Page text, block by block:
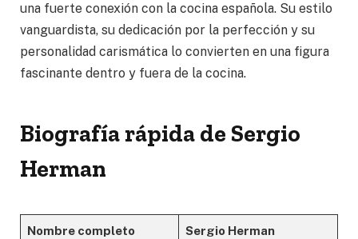
una fuerte conexión con la cocina española. Su estilo
vanguardista, su dedicación por la perfección y su
personalidad carismática lo convierten en una figura
fascinante dentro y fuera de la cocina.
Biografía rápida de Sergio
Herman
Nombre completo Sergio Herman